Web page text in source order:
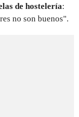
de hostelería:
no son buenos".